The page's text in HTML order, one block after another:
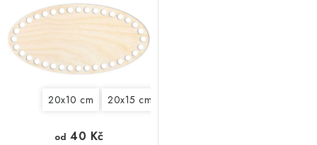
k
t
ů
u
k
t
20x10 cm 20x15 cm
od 40 Kč